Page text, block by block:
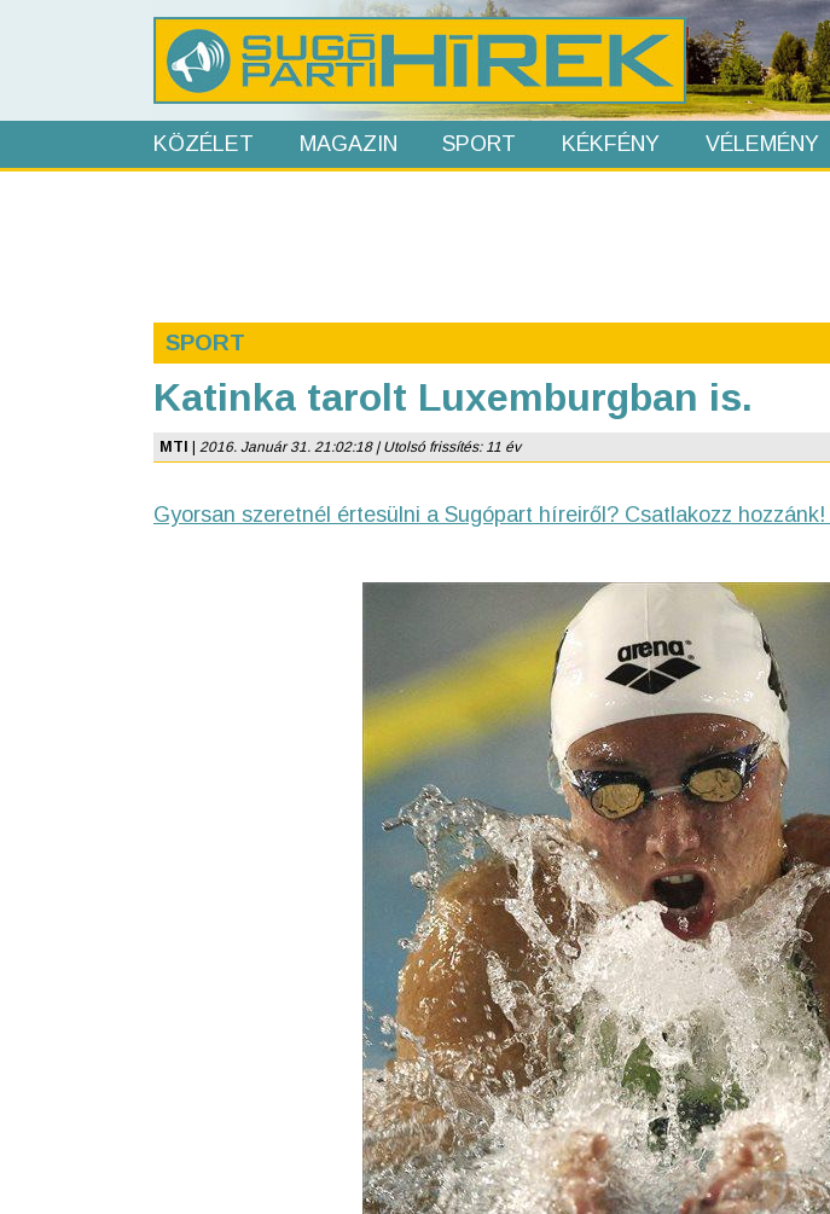
KÖZÉLET MAGAZIN SPORT KÉKFÉNY VÉLEMÉNY
SPORT
Katinka tarolt Luxemburgban is.
MTI 2016. Január 31. 21:02:18 | Utolsó frissítés: 11 év
Gyorsan szeretnél értesülni a Sugópart híreiről? Csatlakozz